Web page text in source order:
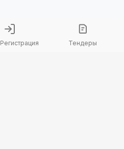
Регистрация Тендеры